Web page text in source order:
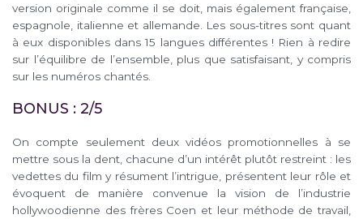
version originale comme il se doit, mais également française,
espagnole, italienne et allemande. Les sous-titres sont quant
à eux disponibles dans 15 langues différentes ! Rien à redire
sur l’équilibre de l’ensemble, plus que satisfaisant, y compris
sur les numéros chantés.
BONUS : 2/5
On compte seulement deux vidéos promotionnelles à se
mettre sous la dent, chacune d’un intérêt plutôt restreint : les
vedettes du film y résument l’intrigue, présentent leur rôle et
évoquent de manière convenue la vision de l’industrie
hollywoodienne des frères Coen et leur méthode de travail,